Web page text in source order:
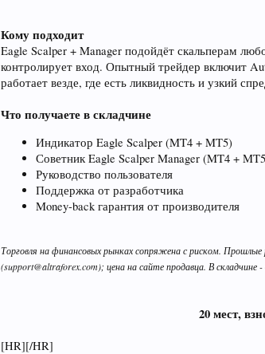
Кому подходит
Eagle Scalper + Manager подойдёт скальперам
контролирует вход. Опытный трейдер включит
работает везде, где есть ликвидность и узкий
Что получаете в складчине
Индикатор Eagle Scalper (MT4 + MT5)
Советник Eagle Scalper Manager (MT4 +
Руководство пользователя
Поддержка от разработчика
Money-back гарантия от производителя
Торговля на финансовых рынках сопряжена с риском.
(support@altraforex.com); цена на сайте продавца. В складчине -
20 мест,
[HR][/HR]